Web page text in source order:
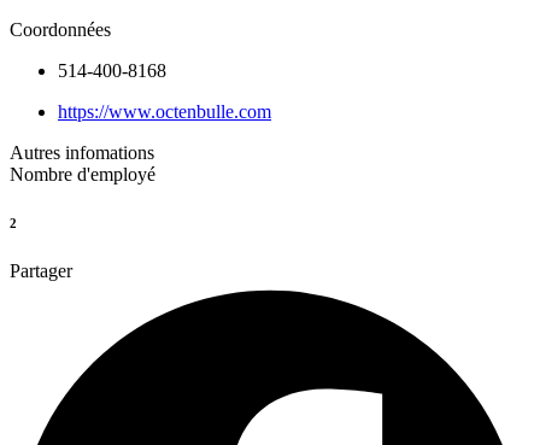
Coordonnées
514-400-8168
https://www.octenbulle.com
Autres infomations
Nombre d'employé
2
Partager